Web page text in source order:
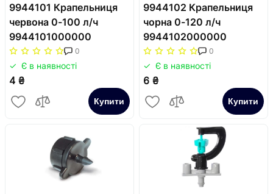
9944101 Крапельниця
червона 0-100 л/ч
9944101000000
0
Є в наявності
4 ₴
Купити
9944102 Крапельниця
чорна 0-120 л/ч
9944102000000
0
Є в наявності
6 ₴
Купити